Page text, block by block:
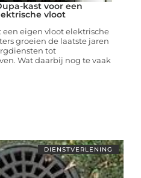
kast voor een
vloot
eigen vloot elektrische
groeien de laatste jaren
tot
Wat daarbij nog te vaak
DIENSTVERLENING